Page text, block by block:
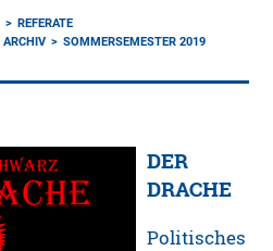
REFERATE
ARCHIV
SOMMERSEMESTER 2019
DER
DRACHE
Politisches